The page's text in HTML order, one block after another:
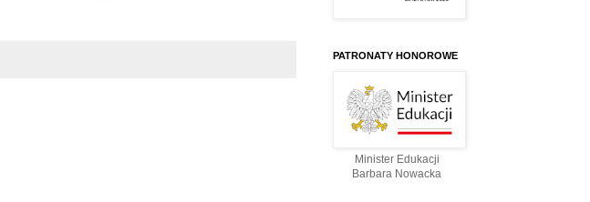
PATRONATY HONOROWE
Minister Edukacji
Barbara Nowacka